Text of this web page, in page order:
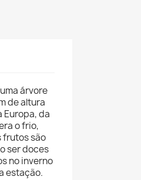
árvore
de altura
Europa, da
o frio,
frutos são
ser doces
no inverno
estação.